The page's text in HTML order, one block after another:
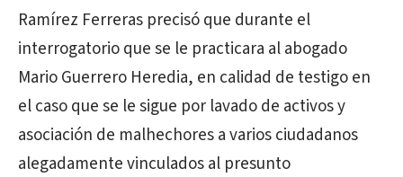
Ramírez Ferreras precisó que durante el
interrogatorio que se le practicara al abogado
Mario Guerrero Heredia, en calidad de testigo en
el caso que se le sigue por lavado de activos y
asociación de malhechores a varios ciudadanos
alegadamente vinculados al presunto